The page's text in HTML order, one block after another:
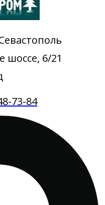
6/21
73-84